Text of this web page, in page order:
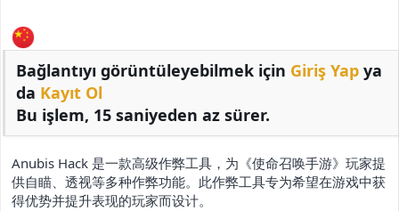
Bağlantıyı görüntüleyebilmek için Giriş Yap ya
da Kayıt Ol
Bu işlem, 15 saniyeden az sürer.
Anubis Hack 是一款高级作弊工具，为《使命召唤手游》玩家提
供自瞄、透视等多种作弊功能。此作弊工具专为希望在游戏中获
得优势并提升表现的玩家而设计。